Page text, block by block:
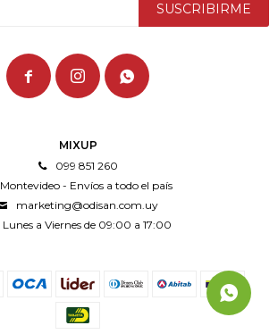
MIXUP
099 851 260
Montevideo - Envíos a todo el país
marketing@odisan.com.uy
Lunes a Viernes de 09:00 a 17:00
SUSCRIBIRME
  